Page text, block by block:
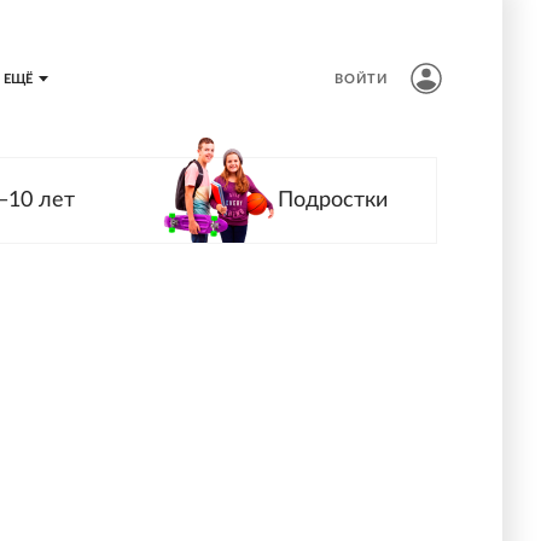
ЕЩЁ ВОЙТИ
лет Подростки